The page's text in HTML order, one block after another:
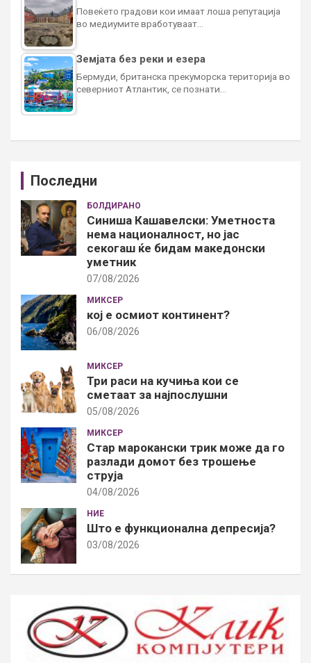
Повеќето градови кои имаат лоша репутација
во медиумите вработуваат…
Земјата без реки и езера
Бермуди, британска прекуморска територија во
северниот Атлантик, се познати…
Последни
БОЛДИРАНО
Синиша Кашавелски: Уметноста
нема националност, но јас
секогаш ќе бидам македонски
уметник
07/08/2026
МИКСЕР
кој е осмиот континент?
06/08/2026
МИКСЕР
Три раси на кучиња кои се
сметаат за најпослушни
05/08/2026
МИКСЕР
Стар марокански трик може да го
разлади домот без трошење
струја
04/08/2026
НИЕ
Што е функционална депресија?
03/08/2026